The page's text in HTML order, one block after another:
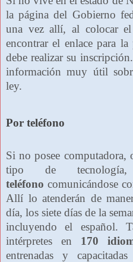
la página del Gobierno
una vez allí, al colocar
encontrar el enlace para
debe realizar su
información muy útil
ley.
Por teléfono
Si no posee computadora,
tipo de tecnología,
teléfono comunicándose
Allí lo atenderán de
día, los siete días de la
incluyendo el español.
intérpretes en 170
entrenadas y